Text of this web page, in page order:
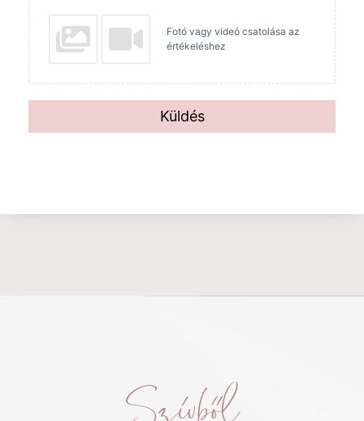
Fotó vagy videó csatolása az
értékeléshez
Küldés